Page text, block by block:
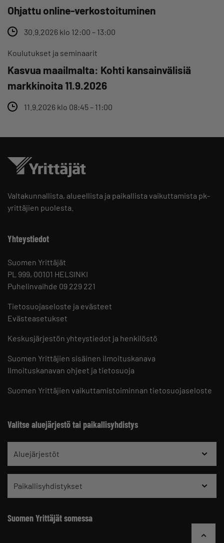
Ohjattu online-verkostoituminen
30.9.2026 klo 12:00 – 13:00
Koulutukset ja seminaarit
Kasvua maailmalta: Kohti kansainvälisiä
markkinoita 11.9.2026
11.9.2026 klo 08:45 – 11:00
Valtakunnallista, alueellista ja paikallista vaikuttamista pk-
yrittäjien puolesta.
Yhteystiedot
Suomen Yrittäjät
PL 999, 00101 HELSINKI
Puhelinvaihde 09 229 221
Tietosuojaseloste ja evästeet
Evästeasetukset
Keskusjärjestön yhteystiedot ja henkilöstö
Suomen Yrittäjien sisäinen ilmoituskanava
Ilmoituskanavan ohjeet ja tietosuoja
Suomen Yrittäjien vaikuttamistoiminnan tietosuojaseloste
Valitse aluejärjestö tai paikallisyhdistys
Aluejärjestöt
Paikallisyhdistykset
Suomen Yrittäjät somessa